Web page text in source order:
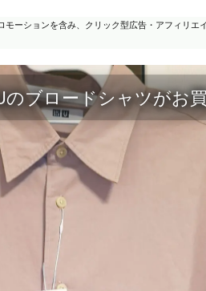
ーションを含み、クリック型広告・アフィリエ
ブロードシャツがお